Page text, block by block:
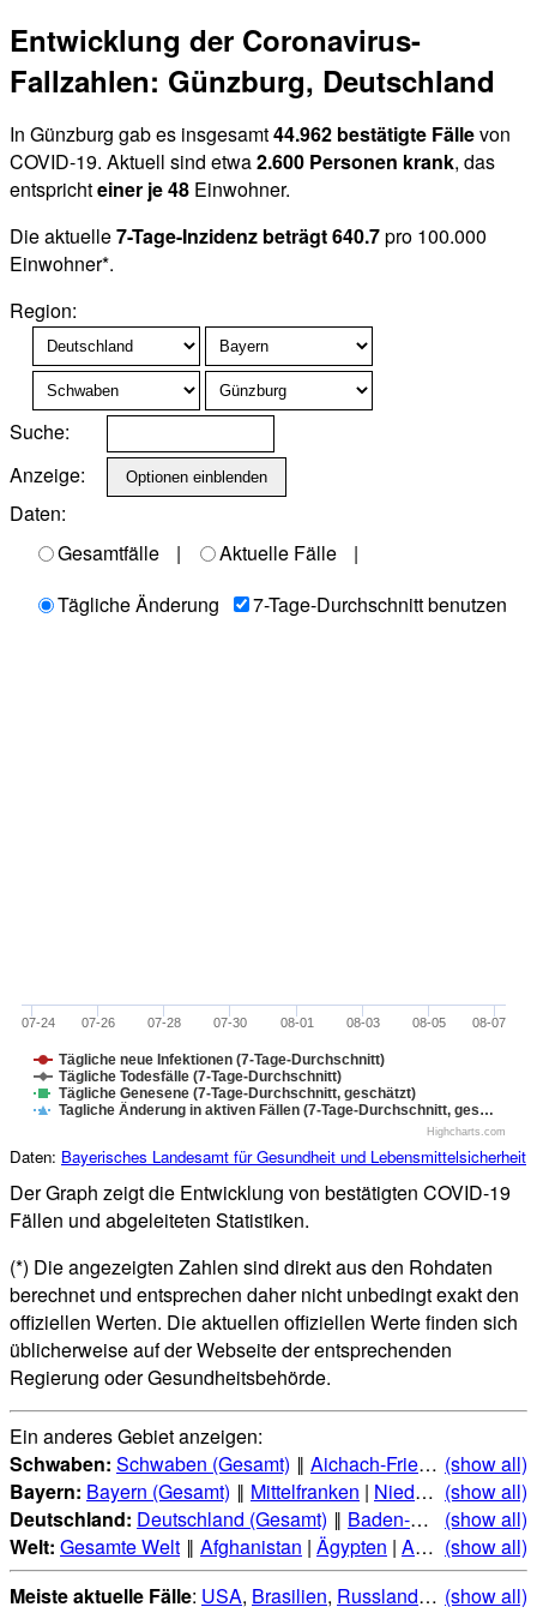
Entwicklung der Coronavirus-
Fallzahlen: Günzburg, Deutschland
In Günzburg gab es insgesamt44.962 bestätigte Fällevon
COVID-19. Aktuell sind etwa2.600 Personen krank, das
entsprichteiner je 48 Einwohner.
Die aktuelle7-Tage-Inzidenz beträgt 640.7pro 100.000
Einwohner*.
Region:
Suche:
Anzeige:
Daten:
Gesamtfälle
| Aktuelle Fälle
|
Tägliche Änderung
7-Tage-Durchschnitt benutzen
Tägliche neue Infektionen (7-Tage-Durchschnitt)
Tägliche Todesfälle (7-Tage-Durchschnitt)
Tägliche Genesene (7-Tage-Durchschnitt, geschätzt)
Tagliche Änderung in aktiven Fällen (7-Tage-Durchschnitt, ges…
07-24 07-26 07-28 07-30 08-01 08-03 08-05 08-07
Highcharts.com
Daten: Bayerisches Landesamt für Gesundheit und Lebensmittelsicherheit
Der Graph zeigt die Entwicklung von bestätigten COVID-19
Fällen und abgeleiteten Statistiken.
(*) Die angezeigten Zahlen sind direkt aus den Rohdaten
berechnet und entsprechen daher nicht unbedingt exakt den
offiziellen Werten. Die aktuellen offiziellen Werte finden sich
üblicherweise auf der Webseite der entsprechenden
Regierung oder Gesundheitsbehörde.
Ein anderes Gebiet anzeigen:
Schwaben: Schwaben (Gesamt) ‖ Aichach-Friedberg |
(show all)
Bayern: Bayern (Gesamt) ‖ Mittelfranken | Niederbayern |
(show all)
Deutschland: Deutschland (Gesamt) ‖ Baden-Württemberg |
(show all)
Welt: Gesamte Welt ‖ Afghanistan | Ägypten | Albanien |
(show all)
Meiste aktuelle Fälle: USA, Brasilien, Russland,Indien,
(show all)